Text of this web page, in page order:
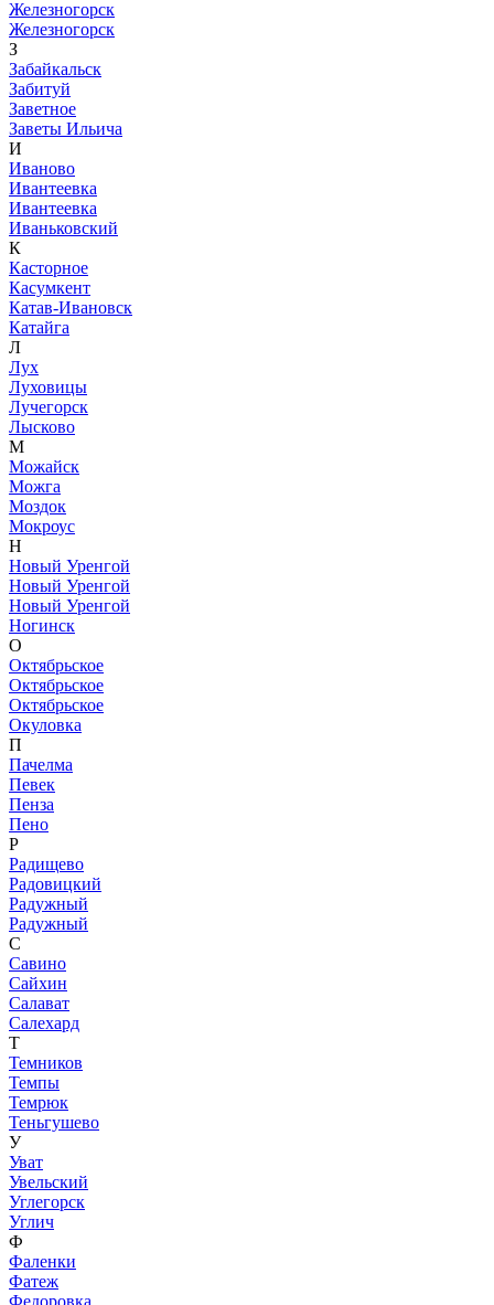
Железногорск
Железногорск
З
Забайкальск
Забитуй
Заветное
Заветы Ильича
И
Иваново
Ивантеевка
Ивантеевка
Иваньковский
К
Касторное
Касумкент
Катав-Ивановск
Катайга
Л
Лух
Луховицы
Лучегорск
Лысково
М
Можайск
Можга
Моздок
Мокроус
Н
Новый Уренгой
Новый Уренгой
Новый Уренгой
Ногинск
О
Октябрьское
Октябрьское
Октябрьское
Окуловка
П
Пачелма
Певек
Пенза
Пено
Р
Радищево
Радовицкий
Радужный
Радужный
С
Савино
Сайхин
Салават
Салехард
Т
Темников
Темпы
Темрюк
Теньгушево
У
Уват
Увельский
Углегорск
Углич
Ф
Фаленки
Фатеж
Федоровка